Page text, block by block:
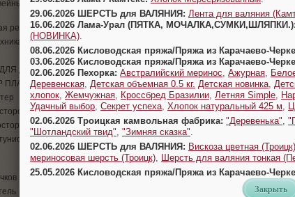
резинка
ДЕНЕГ
ПЛАСТИК
29.06.2026 ШЕРСТЬ для ВАЛЯНИЯ: Лента для валяния
16.06.2026 Лама-Урал (ПЯТКА, МОЧАЛКА,СУМКИ,ШЛЯПКИ.):
(НОВИНКА)
08.06.2026 Кисловодская пряжа/Пряжа из Карачаево-
03.06.2026 Кисловодская пряжа/Пряжа из Карачаево-
02.06.2026 Пехорка: Австралийский меринос Ажурная
Деревенская Детская объемная 0.5 кг. Детская новинка
хлопок Жемчужная Кроссбред Бразилии Летняя Simple
Удачный выбор Секрет успеха Хлопок натуральный 425 м
02.06.2026 Троицкая камвольная фабрика: "Деревенька"
"Шотландский твид" "Зимняя сказка"
02.06.2026 ШЕРСТЬ для ВАЛЯНИЯ: Вискоза цветная (Троицк)
мериносовая шерсть (Троицк)
Шерсть для валяния тонкая
25.05.2026 Кисловодская пряжа/Пряжа из Карачаево-
Закрыть